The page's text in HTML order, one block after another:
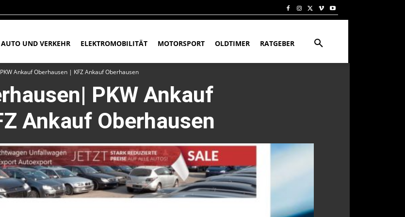
AUTO UND VERKEHR ELEKTROMOBILITÄT MOTORSPORT OLDTIMER RATGEBER
Ankauf Oberhausen | KFZ Ankauf Oberhausen
PKW Ankauf
Ankauf Oberhausen